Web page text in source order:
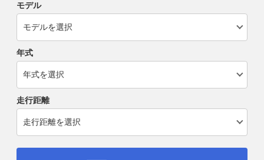
モデル
年式
走行距離